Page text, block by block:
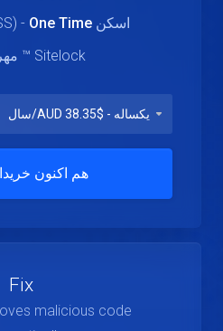
اسکن Cross Site (XSS) -One Time
Sitelock ™ مهر اعتماد
هم اکنون
Fix
malicious code